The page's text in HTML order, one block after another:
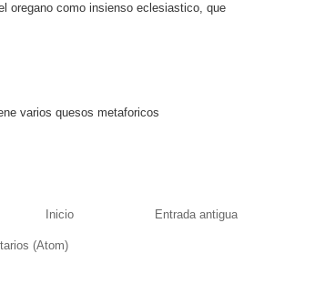
oregano como insienso eclesiastico, que
varios quesos metaforicos
Entrada antigua
Inicio
(Atom)